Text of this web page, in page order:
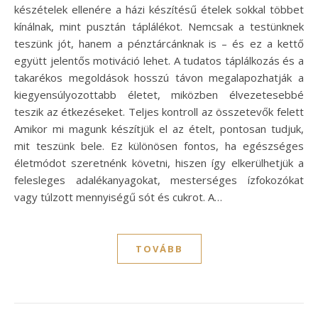
készételek ellenére a házi készítésű ételek sokkal többet
kínálnak, mint pusztán táplálékot. Nemcsak a testünknek
teszünk jót, hanem a pénztárcánknak is – és ez a kettő
együtt jelentős motiváció lehet. A tudatos táplálkozás és a
takarékos megoldások hosszú távon megalapozhatják a
kiegyensúlyozottabb életet, miközben élvezetesebbé
teszik az étkezéseket. Teljes kontroll az összetevők felett
Amikor mi magunk készítjük el az ételt, pontosan tudjuk,
mit teszünk bele. Ez különösen fontos, ha egészséges
életmódot szeretnénk követni, hiszen így elkerülhetjük a
felesleges adalékanyagokat, mesterséges ízfokozókat
vagy túlzott mennyiségű sót és cukrot. A…
TOVÁBB